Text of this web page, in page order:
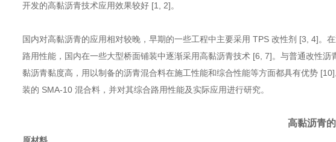
开发的高黏沥青技术应用效果较好 [1, 2]。
国内对高黏沥青的应用相对较晚，早期的一些工程中主要采用 TPS 改性剂 [3, 4]。
路用性能，国内在一些大型桥面铺装中逐渐采用高黏沥青技术 [6, 7]。与普通改性
黏沥青黏度高，用以制备的沥青混合料在施工性能和综合性能等方面都具有优势
装的 SMA-10 混合料，并对其综合路用性能及实际应用进行研究。
高黏沥青